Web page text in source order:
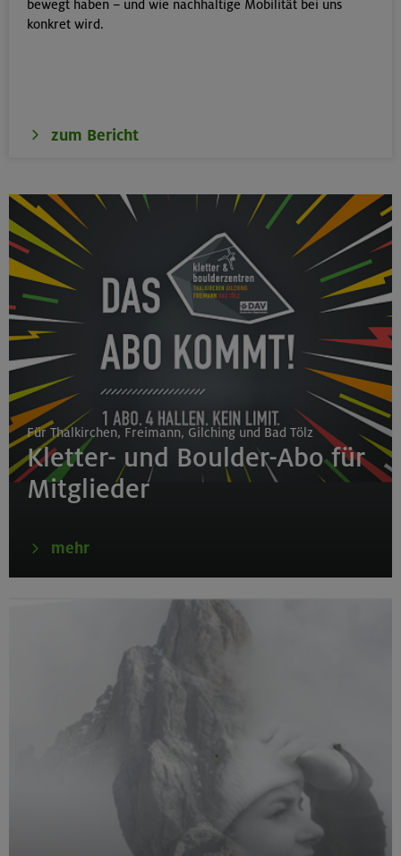
bewegt haben – und wie nachhaltige Mobilität bei uns
konkret wird.
zum Bericht
Für Thalkirchen, Freimann, Gilching und Bad Tölz
Kletter- und Boulder-Abo für
Mitglieder
mehr